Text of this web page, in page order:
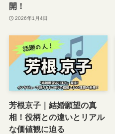
開！
2026年1月4日
芳根京子｜結婚願望の真
相！役柄との違いとリアル
な価値観に迫る